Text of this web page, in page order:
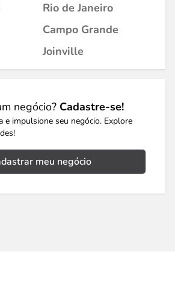
Rio de Janeiro
Campo Grande
Joinville
negócio? Cadastre-se!
e impulsione seu negócio. Explore
meu negócio